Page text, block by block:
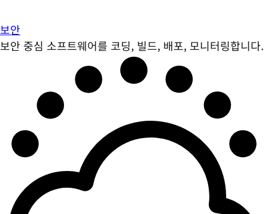
보안
보안 중심 소프트웨어를 코딩, 빌드, 배포, 모니터링합니다.